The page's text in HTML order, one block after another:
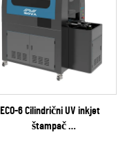
ECO-6 Cilindrični UV inkjet
štampač